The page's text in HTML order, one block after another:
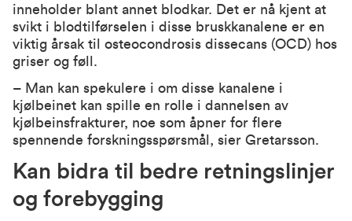
inneholder blant annet blodkar. Det er nå kjent at
svikt i blodtilførselen i disse bruskkanalene er en
viktig årsak til osteocondrosis dissecans (OCD) hos
griser og føll .
– Man kan spekulere i om disse kanalene i
kjølbeinet kan spille en rolle i dannelsen av
kjølbeinsfrakturer, noe som åpner for flere
spennende forskningsspørsmål, sier Gretarsson.
Kan bidra til bedre retningslinjer
og forebygging